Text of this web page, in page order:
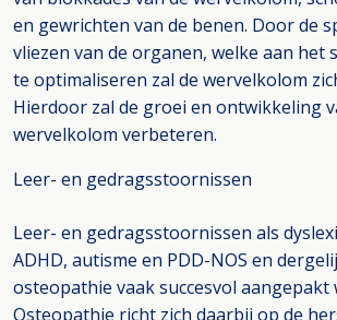
en gewrichten van de benen. Door de
vliezen van de organen, welke aan het
te optimaliseren zal de wervelkolom
Hierdoor zal de groei en ontwikkeling
wervelkolom verbeteren.
Leer- en gedragsstoornissen
Leer- en gedragsstoornissen als
ADHD, autisme en PDD-NOS en
osteopathie vaak succesvol aangepakt
Osteopathie richt zich daarbij op de